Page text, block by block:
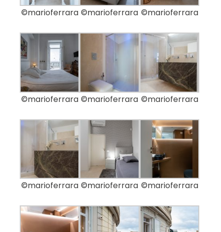
©marioferrara ©marioferrara ©marioferrara
©marioferrara ©marioferrara ©marioferrara
©marioferrara ©marioferrara ©marioferrara